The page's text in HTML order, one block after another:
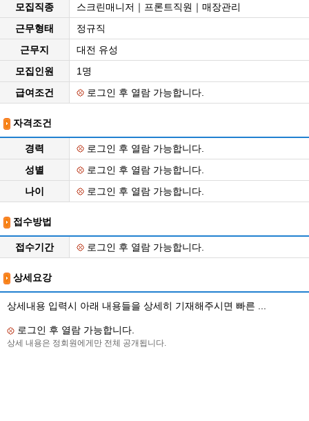
모집직종
스크린매니저｜프론트직원｜매장관리
근무형태
정규직
근무지
대전 유성
모집인원
1명
급여조건
로그인 후 열람 가능합니다.
자격조건
경력
로그인 후 열람 가능합니다.
성별
로그인 후 열람 가능합니다.
나이
로그인 후 열람 가능합니다.
접수방법
접수기간 로그인 후 열람 가능합니다.
상세요강
상세내용 입력시 아래 내용들을 상세히 기재해주시면 빠른 ...
로그인 후 열람 가능합니다.
상세 내용은 정회원에게만 전체 공개됩니다.